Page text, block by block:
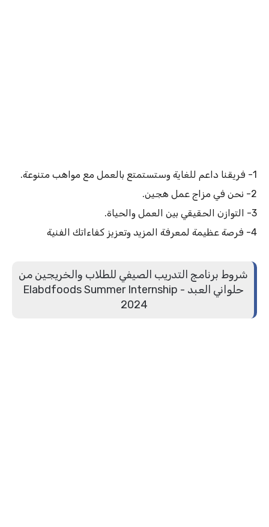
1- فريقنا داعم للغاية وستستمتع بالعمل مع مواهب متنوعة.
2- نحن في مزاج عمل هجين.
3- التوازن الحقيقي بين العمل والحياة.
4- فرصة عظيمة لمعرفة المزيد وتعزيز كفاءاتك الفنية
شروط برنامج التدريب الصيفي للطلاب والخريجين من
حلواني العبد - Elabdfoods Summer Internship
2024